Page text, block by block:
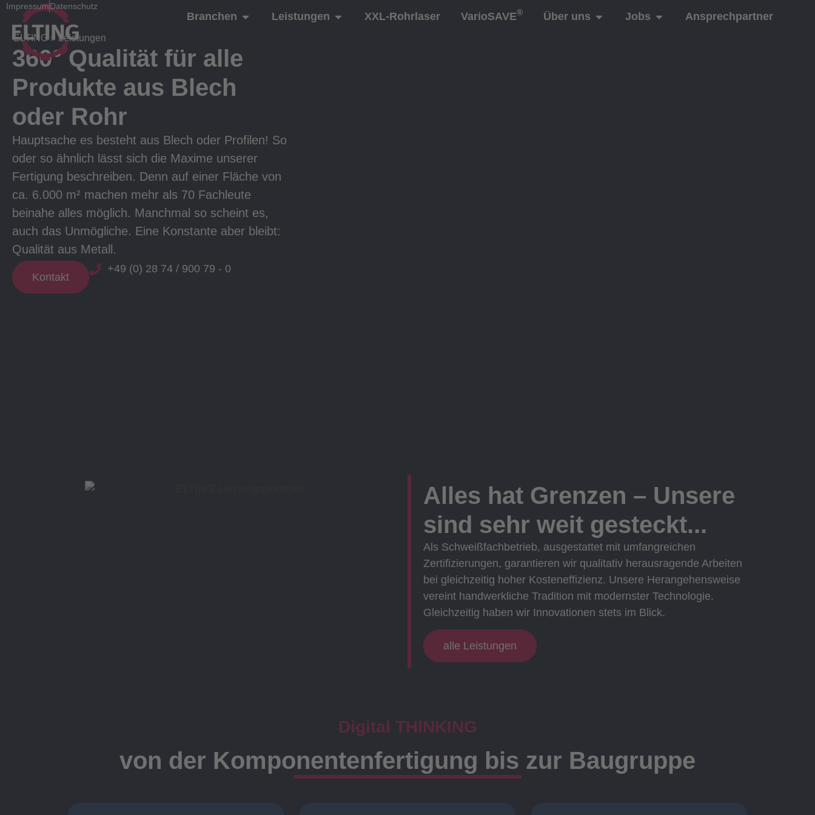
ImpressumDatenschutz
Branchen Leistungen XXL-Rohrlaser VarioSAVE® Über uns Jobs Ansprechpartner
ELTING»Leistungen
360° Qualität für alle
Produkte aus Blech
oder Rohr
Hauptsache es besteht aus Blech oder Profilen! So
oder so ähnlich lässt sich die Maxime unserer
Fertigung beschreiben. Denn auf einer Fläche von
ca. 6.000 m² machen mehr als 70 Fachleute
beinahe alles möglich. Manchmal so scheint es,
auch das Unmögliche. Eine Konstante aber bleibt:
Qualität aus Metall.
Kontakt
+49 (0) 28 74 / 900 79 - 0
Alles hat Grenzen – Unsere
sind sehr weit gesteckt...
Als Schweißfachbetrieb, ausgestattet mit umfangreichen
Zertifizierungen, garantieren wir qualitativ herausragende Arbeiten
bei gleichzeitig hoher Kosteneffizienz. Unsere Herangehensweise
vereint handwerkliche Tradition mit modernster Technologie.
Gleichzeitig haben wir Innovationen stets im Blick.
alle Leistungen
Digital THINKING
von der Komponentenfertigung bis zur Baugruppe